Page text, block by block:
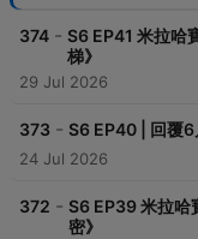
374 - S6 EP41 米拉哈
梯》
29 Jul 2026
373 - S6 EP40 | 回覆
24 Jul 2026
372 - S6 EP39 米拉哈
密》